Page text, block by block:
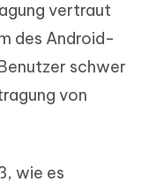
vertraut
des Android-
schwer
von
wie es